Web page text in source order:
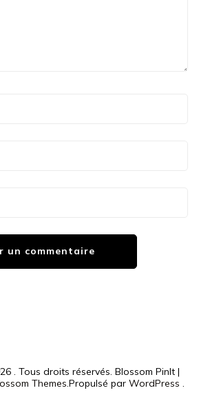
. Tous droits réservés. Blossom PinIt |
Themes.Propulsé par WordPress .